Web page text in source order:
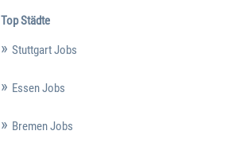
Top Städte
Stuttgart Jobs
Essen Jobs
Bremen Jobs